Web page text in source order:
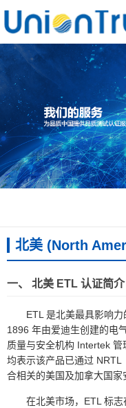
北美 (North
一、 北美 ETL 认证简介
ETL 是北美最具影响
1896 年由爱迪生创建的电
质量与安全机构 Intertek
均表示该产品已通过
合相关的美国及加拿大国家
在北美市场，ETL 标